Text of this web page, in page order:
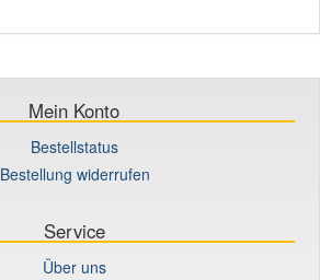
Mein Konto
Bestellstatus
Bestellung widerrufen
Service
Über uns